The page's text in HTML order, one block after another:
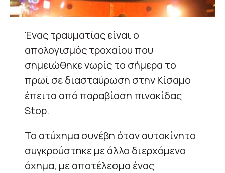
Ένας τραυματίας είναι ο
απολογισμός τροχαίου που
σημειώθηκε νωρίς το σήμερα το
πρωί σε διασταύρωση στην Κίσαμο
έπειτα από παραβίαση πινακίδας
Stop.
Το ατύχημα συνέβη όταν αυτοκίνητο
συγκρούστηκε με άλλο διερχόμενο
όχημα, με αποτέλεσμα ένας